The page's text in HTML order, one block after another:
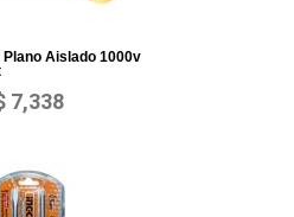
Aislado 1000v
7,338